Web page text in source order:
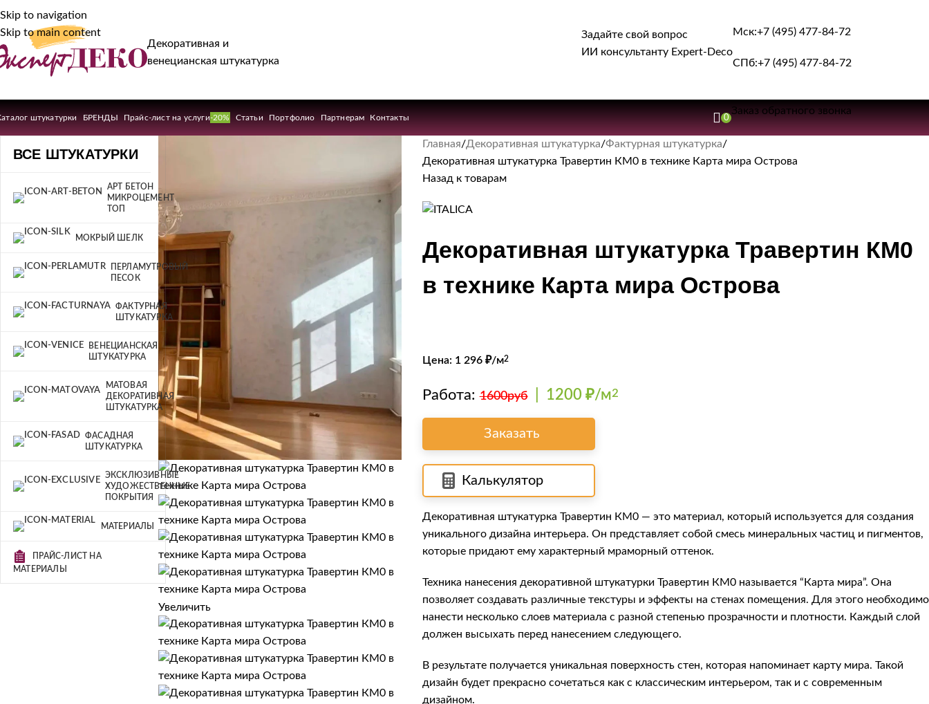
Skip to navigation
Skip to main content
Декоративная и
венецианская штукатурка
Задайте свой вопрос
ИИ консультанту Expert-Deco
Мск:+7 (495) 477-84-72
СПб:+7 (495) 477-84-72
штукатурки БРЕНДЫ Прайс-лист на услуги-20% Статьи Портфолио Партнерам Контакты 0
Заказ обратного звонка
ВСЕ ШТУКАТУРКИ
АРТ БЕТОН
МИКРОЦЕМЕНТ
ТОП
МОКРЫЙ ШЕЛК
ПЕРЛАМУТРОВЫЙ
ПЕСОК
ФАКТУРНАЯ
ШТУКАТУРКА
ВЕНЕЦИАНСКАЯ
ШТУКАТУРКА
МАТОВАЯ
ДЕКОРАТИВНАЯ
ШТУКАТУРКА
ФАСАДНАЯ
ШТУКАТУРКА
ЭКСКЛЮЗИВНЫЕ
ХУДОЖЕСТВЕННЫЕ
ПОКРЫТИЯ
МАТЕРИАЛЫ
ПРАЙС-ЛИСТ НА
МАТЕРИАЛЫ
Увеличить
Главная Декоративная штукатурка Фактурная штукатурка
Декоративная штукатурка Травертин КМ0 в технике Карта мира Острова
Назад к товарам
Декоративная штукатурка Травертин КМ0
в технике Карта мира Острова
Цена: 1 296 ₽/м2
Работа:1600руб| 1200 ₽/м2
Заказать
Калькулятор
Декоративная штукатурка Травертин КМ0 — это материал, который используется для создания
уникального дизайна интерьера. Он представляет собой смесь минеральных частиц и пигментов,
которые придают ему характерный мраморный оттенок.
Техника нанесения декоративной штукатурки Травертин КМ0 называется “Карта мира”. Она
позволяет создавать различные текстуры и эффекты на стенах помещения. Для этого необходимо
нанести несколько слоев материала с разной степенью прозрачности и плотности. Каждый слой
должен высыхать перед нанесением следующего.
В результате получается уникальная поверхность стен, которая напоминает карту мира. Такой
дизайн будет прекрасно сочетаться как с классическим интерьером, так и с современным
дизайном.